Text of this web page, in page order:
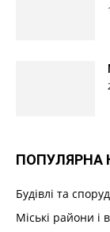
ПОПУЛЯРНА
Будівлі та
Міські райони і